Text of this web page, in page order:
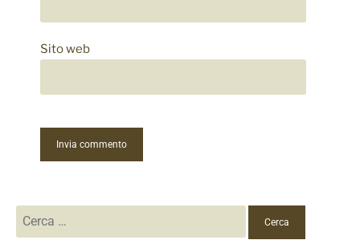
Sito web
Ricerca